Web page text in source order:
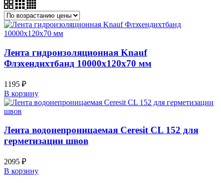
Лента гидроизоляционная Knauf
Флэхендихтбанд 10000х120х70 мм
1195 ₽
В корзину
Лента водонепроницаемая Ceresit CL 152 для
герметизации швов
2095 ₽
В корзину